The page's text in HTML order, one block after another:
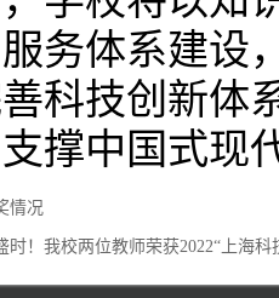
务体系建设
科技创新体
撑中国式现
情况
时！我校两位教师荣获2022“上海科